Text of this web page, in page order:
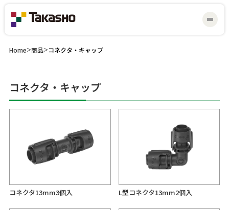
マイスター研修会 見積り・お問い合わせ
Home>商品>コネクタ・キャップ
コネクタ・キャップ
コネクタ13mm3個入 L型コネクタ13mm2個入